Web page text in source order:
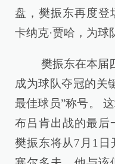
盘，樊振东再度登
卡纳克·贾哈，为球
樊振东在本届
成为球队夺冠的关
最佳球员”称号。
布吕肯出战的最后
樊振东将从7月1日